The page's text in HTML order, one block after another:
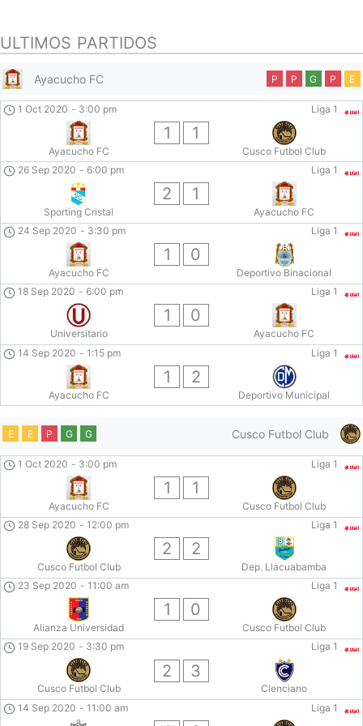
ULTIMOS PARTIDOS
Ayacucho FC P P G P E
Liga 1
1 Oct 2020 - 3:00 pm
Ayacucho FC
1 1
Cusco Futbol Club
Liga 1
26 Sep 2020 - 6:00 pm
Sporting Cristal
2 1
Ayacucho FC
Liga 1
24 Sep 2020 - 3:30 pm
Ayacucho FC
1 0
Deportivo Binacional
Liga 1
18 Sep 2020 - 6:00 pm
Universitario
1 0
Ayacucho FC
Liga 1
14 Sep 2020 - 1:15 pm
Ayacucho FC
1 2
Deportivo Municipal
Cusco Futbol Club
E E P G G
Liga 1
1 Oct 2020 - 3:00 pm
Ayacucho FC
1 1
Cusco Futbol Club
Liga 1
28 Sep 2020 - 12:00 pm
Cusco Futbol Club
2 2
Dep. Llacuabamba
Liga 1
23 Sep 2020 - 11:00 am
Alianza Universidad
1 0
Cusco Futbol Club
Liga 1
19 Sep 2020 - 3:30 pm
Cusco Futbol Club
2 3
Cienciano
Liga 1
14 Sep 2020 - 11:00 am